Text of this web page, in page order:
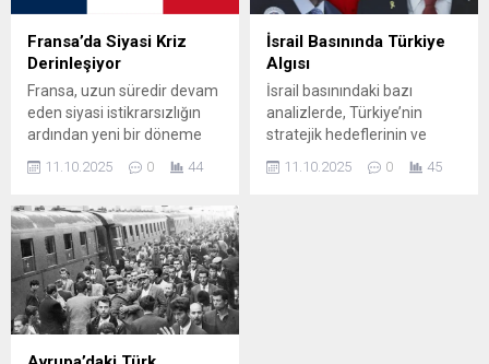
yöneltildi. Olay, 2018 yılında
E17 otoyolunda
gerçekleşmişti. Savcılığın
Talepleri Savcılık,
konvoyun...
odaklanıyor. İngiltere,
elektrikli araçlara vergi
muafiyeti uygulayan
ülkelerden biri....
Fransa’da Siyasi Kriz
Derinleşiyor
Fransa, uzun süredir devam
eden siyasi istikrarsızlığın
ardından yeni bir döneme
geçiş yapmaya hazırlanıyor.
Cumhurbaşkanı Emmanuel
Sébastien Lecornu’nun
yeniden görev alması,
Meclis’teki parçalı yapı ve
toplumun tepkisi, yönetim
krizinin merkezindeki
unsurlar olarak öne çıkıyor.
Sébastien Lecornu, 9
11.10.2025 0 44
İsrail Basınında Türkiye
Algısı
İsrail basınındaki bazı
analizlerde, Türkiye’nin
stratejik hedeflerinin ve
bölgesel hamlelerinin Tel
Aviv açısından bir tehdit
11.10.2025 0 45